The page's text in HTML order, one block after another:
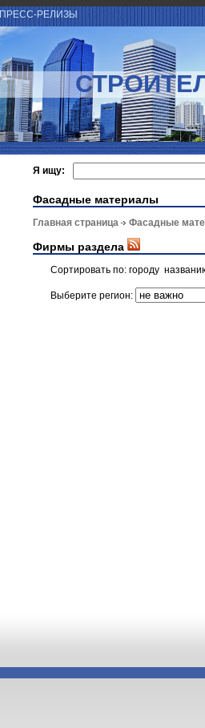
ПРЕСС-РЕЛИЗЫ
Я ищу:
Фасадные материалы
Главная страница Фасадные
Фирмы раздела
Сортировать по: городу
Выберите регион: